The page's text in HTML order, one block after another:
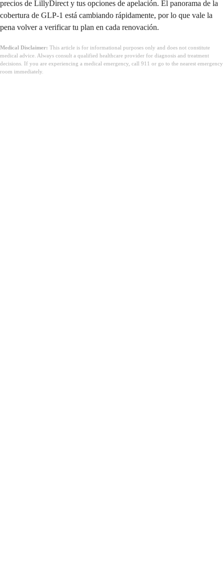
precios de LillyDirect y tus opciones de apelación. El panorama de la
cobertura de GLP-1 está cambiando rápidamente, por lo que vale la
pena volver a verificar tu plan en cada renovación.
Medical Disclaimer: This article is for informational purposes only and does not constitute
medical advice. Always consult a qualified healthcare provider for diagnosis and treatment
decisions. If you are experiencing a medical emergency, call 911 or go to the nearest emergency
room immediately.